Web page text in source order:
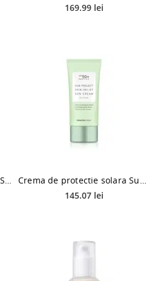
169.99 lei
145.07 lei